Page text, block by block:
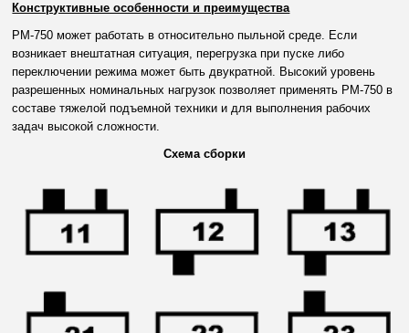
Конструктивные особенности и преимущества
РМ-750 может работать в относительно пыльной среде. Если
возникает внештатная ситуация, перегрузка при пуске либо
переключении режима может быть двукратной. Высокий уровень
разрешенных номинальных нагрузок позволяет применять РМ-750 в
составе тяжелой подъемной техники и для выполнения рабочих
задач высокой сложности.
Схема сборки